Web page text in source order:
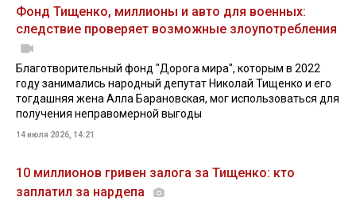
Фонд Тищенко, миллионы и авто для военных:
следствие проверяет возможные злоупотребления
Благотворительный фонд "Дорога мира", которым в 2022
году занимались народный депутат Николай Тищенко и его
тогдашняя жена Алла Барановская, мог использоваться для
получения неправомерной выгоды
14 июля 2026, 14:21
10 миллионов гривен залога за Тищенко: кто
заплатил за нардепа